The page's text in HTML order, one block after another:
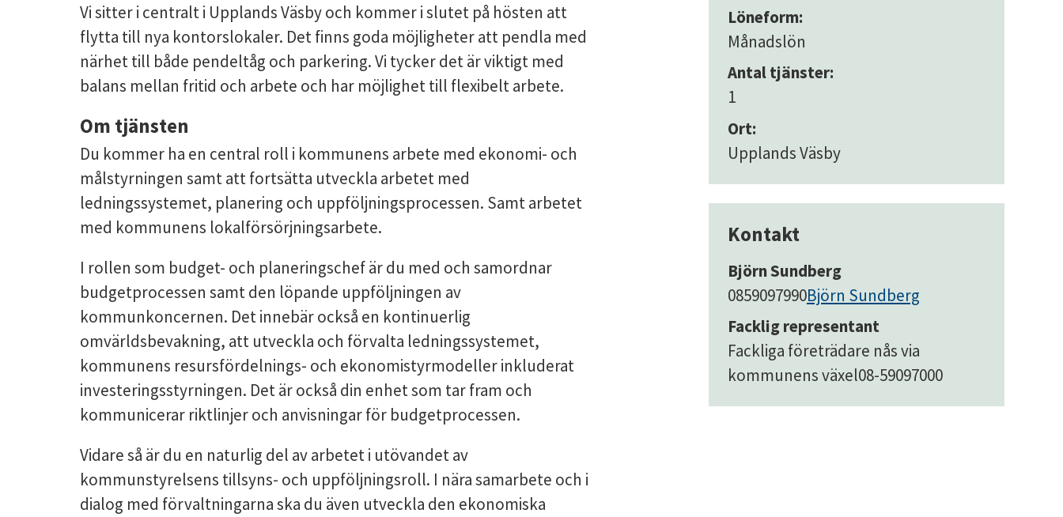
Vi sitter i centralt i Upplands Väsby och kommer i slutet på hösten att
flytta till nya kontorslokaler. Det finns goda möjligheter att pendla med
närhet till både pendeltåg och parkering. Vi tycker det är viktigt med
balans mellan fritid och arbete och har möjlighet till flexibelt arbete.
Om tjänsten
Du kommer ha en central roll i kommunens arbete med ekonomi- och
målstyrningen samt att fortsätta utveckla arbetet med
ledningssystemet, planering och uppföljningsprocessen. Samt arbetet
med kommunens lokalförsörjningsarbete.
I rollen som budget- och planeringschef är du med och samordnar
budgetprocessen samt den löpande uppföljningen av
kommunkoncernen. Det innebär också en kontinuerlig
omvärldsbevakning, att utveckla och förvalta ledningssystemet,
kommunens resursfördelnings- och ekonomistyrmodeller inkluderat
investeringsstyrningen. Det är också din enhet som tar fram och
kommunicerar riktlinjer och anvisningar för budgetprocessen.
Vidare så är du en naturlig del av arbetet i utövandet av
kommunstyrelsens tillsyns- och uppföljningsroll. I nära samarbete och i
dialog med förvaltningarna ska du även utveckla den ekonomiska
Löneform:
Månadslön
Antal tjänster:
1
Ort:
Upplands Väsby
Kontakt
Björn Sundberg
0859097990Björn Sundberg
Facklig representant
Fackliga företrädare nås via
kommunens växel08-59097000